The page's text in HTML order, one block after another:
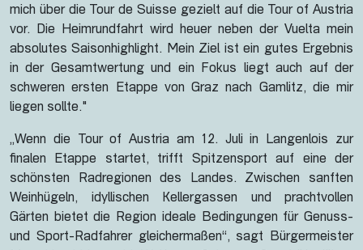
mich über die Tour de Suisse gezielt auf die Tour of Austria
vor. Die Heimrundfahrt wird heuer neben der Vuelta mein
absolutes Saisonhighlight. Mein Ziel ist ein gutes Ergebnis
in der Gesamtwertung und ein Fokus liegt auch auf der
schweren ersten Etappe von Graz nach Gamlitz, die mir
liegen sollte."
„Wenn die Tour of Austria am 12. Juli in Langenlois zur
finalen Etappe startet, trifft Spitzensport auf eine der
schönsten Radregionen des Landes. Zwischen sanften
Weinhügeln, idyllischen Kellergassen und prachtvollen
Gärten bietet die Region ideale Bedingungen für Genuss-
und Sport-Radfahrer gleichermaßen“, sagt Bürgermeister